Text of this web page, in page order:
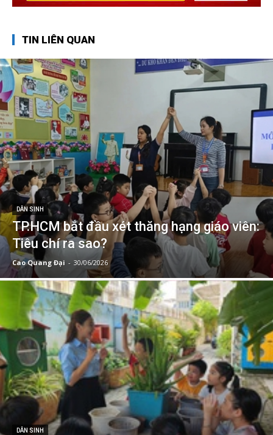
TIN LIÊN QUAN
DÂN SINH
TP.HCM bắt đầu xét thăng hạng giáo viên:
Tiêu chí ra sao?
Cao Quang Đại - 30/06/2026
DÂN SINH